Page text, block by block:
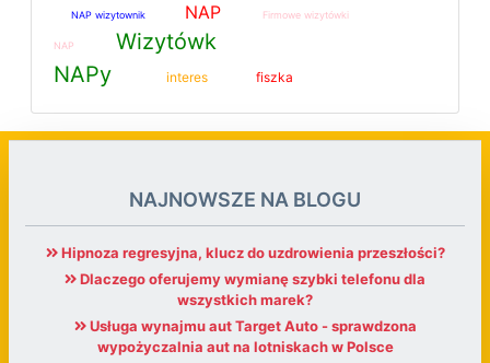
NAP wizytownik NAP Firmowe wizytówki
NAP
Wizytówk
NAPy
interes fiszka
NAJNOWSZE NA BLOGU
Hipnoza regresyjna, klucz do uzdrowienia przeszłości?
Dlaczego oferujemy wymianę szybki telefonu dla
wszystkich marek?
Usługa wynajmu aut Target Auto - sprawdzona
wypożyczalnia aut na lotniskach w Polsce